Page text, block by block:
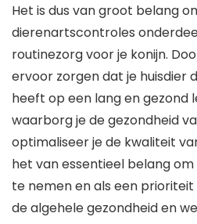
Het is dus van groot belang
dierenartscontroles
routinezorg voor je konijn.
ervoor zorgen dat je huisdier
heeft op een lang en gezond
waarborg je de gezondheid
optimaliseer je de kwaliteit
het van essentieel belang
te nemen en als een
de algehele gezondheid en